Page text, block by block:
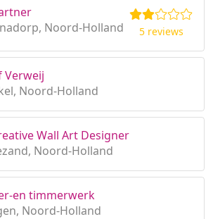
Noord-Holland
5 reviews
Verweij
Noord-Holland
Wall Art Designer
Noord-Holland
en timmerwerk
Noord-Holland